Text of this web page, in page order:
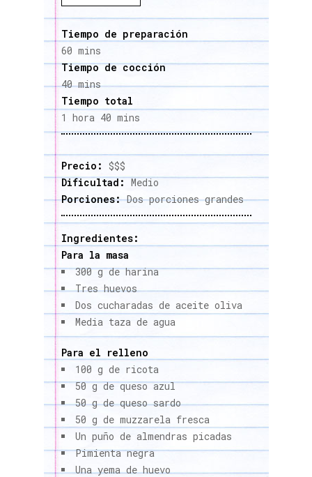
Tiempo de preparación
60 mins
Tiempo de cocción
40 mins
Tiempo total
1 hora 40 mins
Precio: $$$
Dificultad:Medio
Porciones:Dos porciones grandes
Ingredientes:
Para la masa
300 g de harina
Tres huevos
Dos cucharadas de aceite oliva
Media taza de agua
Para el relleno
100 g de ricota
50 g de queso azul
50 g de queso sardo
50 g de muzzarela fresca
Un puño de almendras picadas
Pimienta negra
Una yema de huevo